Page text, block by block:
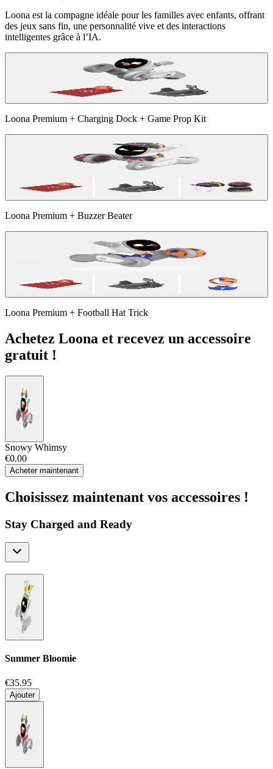
Loona est la compagne idéale pour les familles avec enfants, offrant
des jeux sans fin, une personnalité vive et des interactions
intelligentes grâce à l’IA.
Loona Premium + Charging Dock + Game Prop Kit
Loona Premium + Buzzer Beater
Loona Premium + Football Hat Trick
Achetez Loona et recevez un accessoire
gratuit !
Snowy Whimsy
€0.00
Acheter maintenant
Choisissez maintenant vos accessoires !
Stay Charged and Ready
Summer Bloomie
€35.95
Ajouter